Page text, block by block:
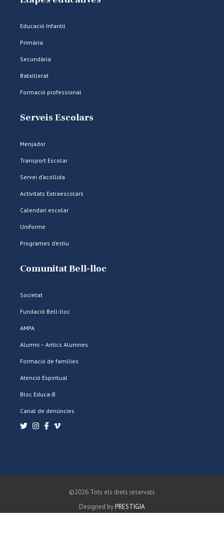
Educació Infantil
Primària
Secundària
Batxillerat
Formació professional
Serveis Escolars
Menjador
Transport Escolar
Servei d’acollida
Activitats Extraescolars
Calendari escolar
Uniforme
Programes d’estiu
Comunitat Bell-lloc
Societat
Fundació Bell-lloc
AMPA
Alumni – Antics Alumnes
Formació de famílies
Atenció Espiritual
Bloc Educa-B
Canal de denúncies
©2026 Tots els drets reservats
Designed byPRESTIGIA